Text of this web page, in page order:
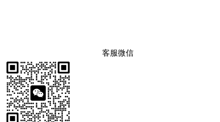
客服微信